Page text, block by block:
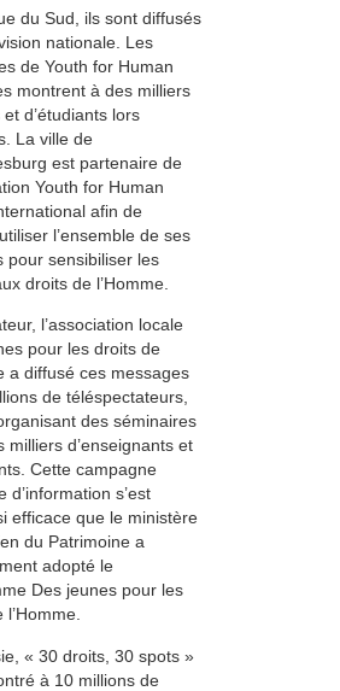
du Sud, ils sont diffusés
nationale. Les
de Youth for Human
montrent à des milliers
et d’étudiants lors
La ville de
est partenaire de
Youth for Human
afin de
l’ensemble de ses
pour sensibiliser les
droits de l’Homme.
l’association locale
pour les droits de
a diffusé ces messages
de téléspectateurs,
des séminaires
milliers d’enseignants et
Cette campagne
d’information s’est
efficace que le ministère
du Patrimoine a
adopté le
Des jeunes pour les
l’Homme.
« 30 droits, 30 spots »
à 10 millions de